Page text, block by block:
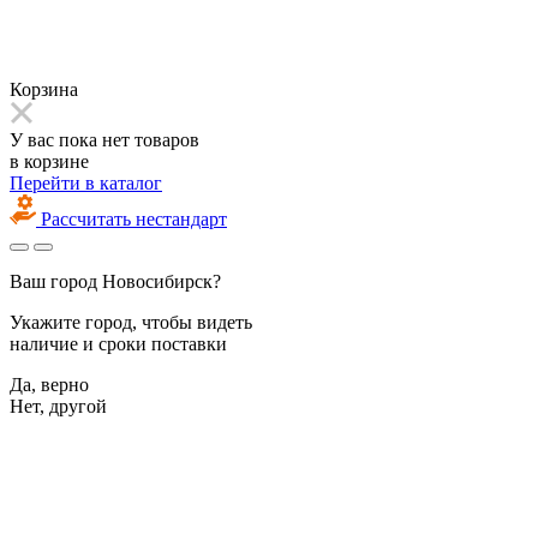
Корзина
У вас пока нет товаров
в корзине
Перейти в каталог
Рассчитать нестандарт
Ваш город Новосибирск?
Укажите город, чтобы видеть
наличие и сроки поставки
Да, верно
Нет, другой